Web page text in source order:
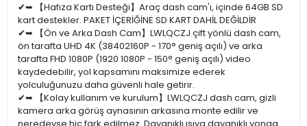
✔➥ 【Hafıza Kartı Desteği】Araç dash cam'ı, içinde 64GB SD
kart destekler. PAKET İÇERİĞİNE SD KART DAHİL DEĞİLDİR
✔➥ 【Ön ve Arka Dash Cam】LWLQCZJ çift yönlü dash cam,
ön tarafta UHD 4K (38402160P - 170° geniş açılı) ve arka
tarafta FHD 1080P (1920 1080P - 150° geniş açılı) video
kaydedebilir, yol kapsamını maksimize ederek
yolculuğunuzu daha güvenli hale getirir.
✔➥ 【Kolay kullanım ve kurulum】LWLQCZJ dash cam, gizli
kamera arka görüş aynasının arkasına monte edilir ve